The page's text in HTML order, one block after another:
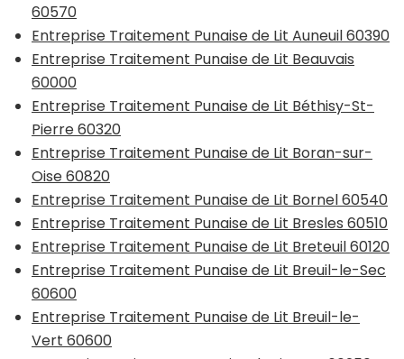
60570
Entreprise Traitement Punaise de Lit Auneuil 60390
Entreprise Traitement Punaise de Lit Beauvais
60000
Entreprise Traitement Punaise de Lit Béthisy-St-
Pierre 60320
Entreprise Traitement Punaise de Lit Boran-sur-
Oise 60820
Entreprise Traitement Punaise de Lit Bornel 60540
Entreprise Traitement Punaise de Lit Bresles 60510
Entreprise Traitement Punaise de Lit Breteuil 60120
Entreprise Traitement Punaise de Lit Breuil-le-Sec
60600
Entreprise Traitement Punaise de Lit Breuil-le-
Vert 60600